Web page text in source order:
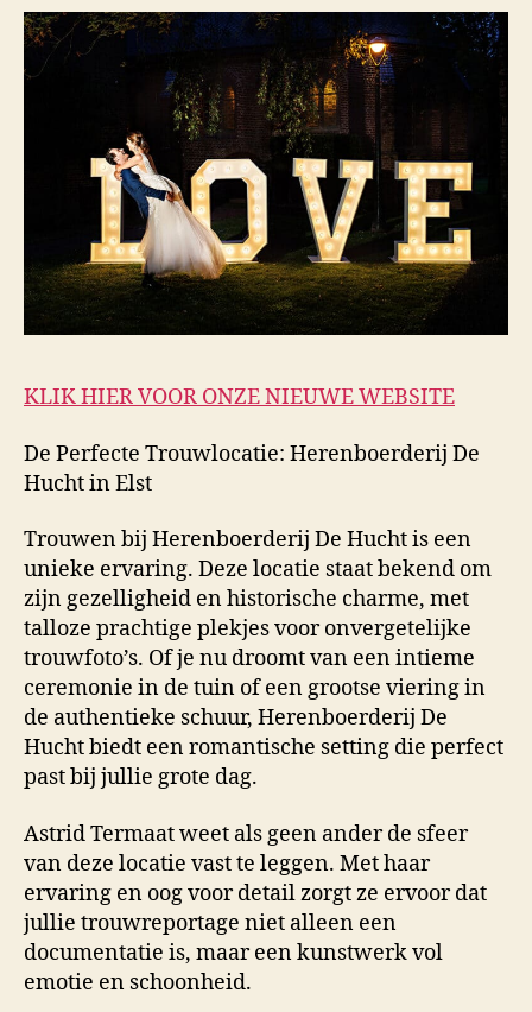
KLIK HIER VOOR ONZE NIEUWE WEBSITE
De Perfecte Trouwlocatie: Herenboerderij De
Hucht in Elst
Trouwen bij Herenboerderij De Hucht is een
unieke ervaring. Deze locatie staat bekend om
zijn gezelligheid en historische charme, met
talloze prachtige plekjes voor onvergetelijke
trouwfoto’s. Of je nu droomt van een intieme
ceremonie in de tuin of een grootse viering in
de authentieke schuur, Herenboerderij De
Hucht biedt een romantische setting die perfect
past bij jullie grote dag.
Astrid Termaat weet als geen ander de sfeer
van deze locatie vast te leggen. Met haar
ervaring en oog voor detail zorgt ze ervoor dat
jullie trouwreportage niet alleen een
documentatie is, maar een kunstwerk vol
emotie en schoonheid.